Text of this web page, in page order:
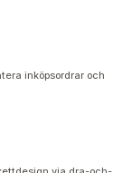
inköpsordrar och